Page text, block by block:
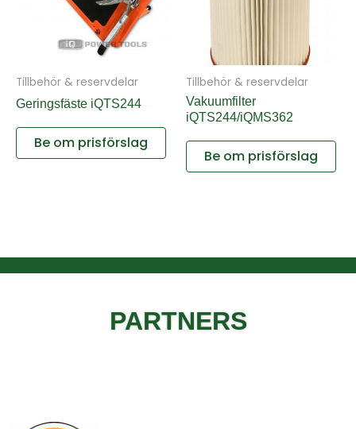
Tillbehör & reservdelar
Geringsfäste iQTS244
Be om prisförslag
Tillbehör & reservdelar
Vakuumfilter
iQTS244/iQMS362
Be om prisförslag
PARTNERS